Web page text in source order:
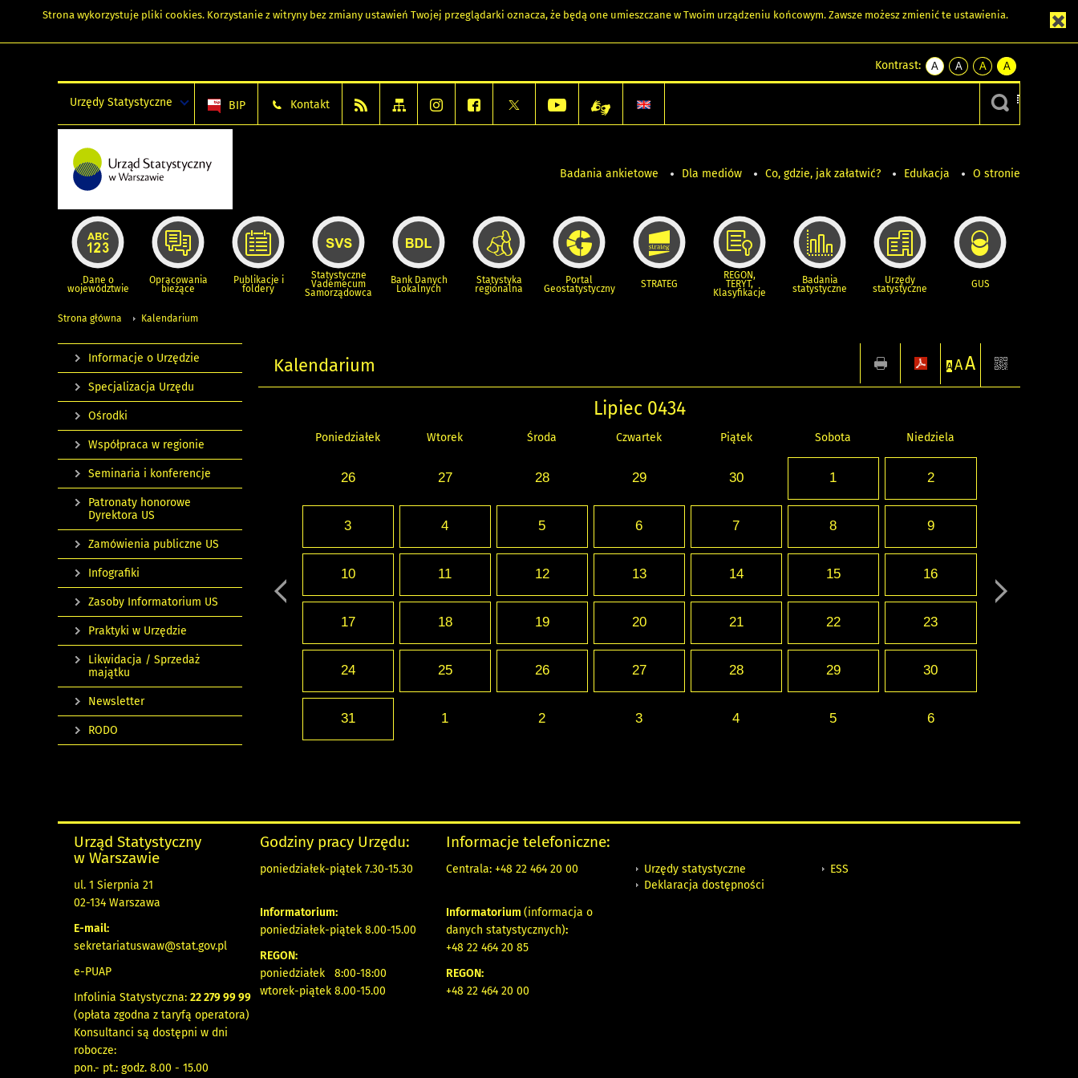
Strona wykorzystuje pliki cookies. Korzystanie z witryny bez zmiany ustawień Twojej przeglądarki oznacza, że będą one umieszczane w Twoim urządzeniu końcowym. Zawsze możesz zmienić te ustawienia.
Kontrast:
A
kontrast
A
kontrast
czarnym
A
kontrast
żółty
tekst
czarnym
A
kontrast
czarny
tekst
żółtym
Urzędy Statystyczne BIP Kontakt
Badania ankietowe Dla mediów Co, gdzie, jak załatwić? Edukacja O stronie
Dane o
województwie
Opracowania
bieżące
Publikacje i
foldery
Statystyczne
Vademecum
Samorządowca
Bank Danych
Lokalnych
Statystyka
regionalna
Portal
Geostatystyczny STRATEG
REGON,
TERYT,
Klasyfikacje
Badania
statystyczne
Urzędy
statystyczne GUS
Strona główna Kalendarium
Kalendarium A AA
Lipiec 0434
Poniedziałek Wtorek Środa Czwartek Piątek Sobota Niedziela
26 27 28 29 30 1 2
3 4 5 6 7 8 9
10 11 12 13 14 15 16
17 18 19 20 21 22 23
24 25 26 27 28 29 30
31 1 2 3 4 5 6
Informacje o Urzędzie
Specjalizacja Urzędu
Ośrodki
Współpraca w regionie
Seminaria i konferencje
Patronaty honorowe
Dyrektora US
Zamówienia publiczne US
Infografiki
Zasoby Informatorium US
Praktyki w Urzędzie
Likwidacja / Sprzedaż
majątku
Newsletter
RODO
Urząd Statystyczny
w Warszawie
ul. 1 Sierpnia 21
02-134 Warszawa
E-mail:
sekretariatuswaw@stat.gov.pl
e-PUAP
Infolinia Statystyczna: 22 279 99 99
(opłata zgodna z taryfą operatora)
Konsultanci są dostępni w dni
robocze:
pon.- pt.: godz. 8.00 - 15.00
Godziny pracy Urzędu:
poniedziałek-piątek 7.30-15.30
Informatorium:
poniedziałek-piątek 8.00-15.00
REGON:
poniedziałek 8:00-18:00
wtorek-piątek 8.00-15.00
Informacje telefoniczne:
Centrala: +48 22 464 20 00
Informatorium (informacja o
danych statystycznych):
+48 22 464 20 85
REGON:
+48 22 464 20 00
Urzędy statystyczne
Deklaracja dostępności
ESS